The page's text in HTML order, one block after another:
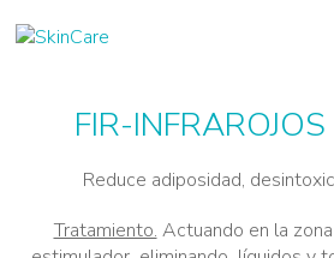
to
FIR-
Reduce adiposidad,
Tratamiento. Actuando en la